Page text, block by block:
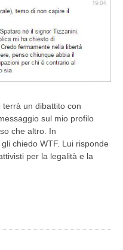
un dibattito con
sul mio profilo
che altro. In
chiedo WTF. Lui risponde
per la legalità e la